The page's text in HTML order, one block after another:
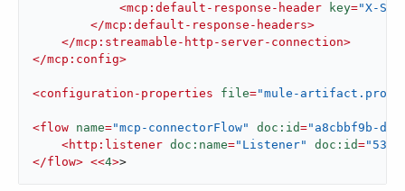
<mcp:default-response-header key="X-
</mcp:default-response-headers>
</mcp:streamable-http-server-connection>
</mcp:config>
<configuration-properties file="mule-
<flow name="mcp-connectorFlow" doc:id="a8cbbf9b-
<http:listener doc:name="Listener" doc:id=
</flow> <<4>>